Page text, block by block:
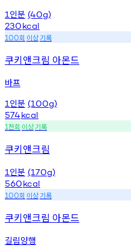
1 인분 (40g)
230kcal
100회 이상기록
쿠키앤크림 아몬드
바프
1 인분 (100g)
574kcal
1천회 이상기록
쿠키앤크림
1 인분 (170g)
560kcal
100회 이상기록
쿠키앤크림 아몬드
길림양행